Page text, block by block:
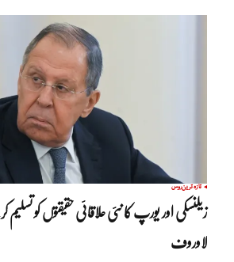
تازہ ترینروس
زیلنسکی اور یورپ کا نئی علاقائی حقیقتوں کو
لاوروف